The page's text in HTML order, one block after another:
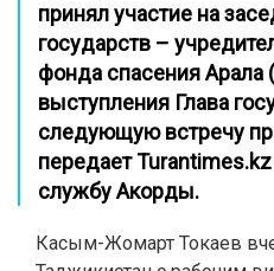
принял участие на
государств –
фонда спасения
выступления Глава
следующую встречу
передаетTurantimes.kz
службу Акорды.
Касым-Жомарт Токаев